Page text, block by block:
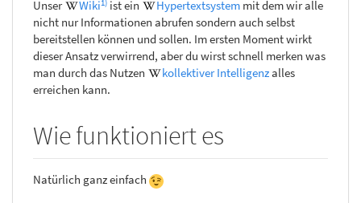
Unser Wiki ist ein Hypertextsystem mit dem wir alle
nicht nur Informationen abrufen sondern auch selbst
bereitstellen können und sollen. Im ersten Moment wirkt
dieser Ansatz verwirrend, aber du wirst schnell merken was
man durch das Nutzen
kollektiver Intelligenzalles
erreichen kann.
Wie funktioniert es
Natürlich ganz einfach